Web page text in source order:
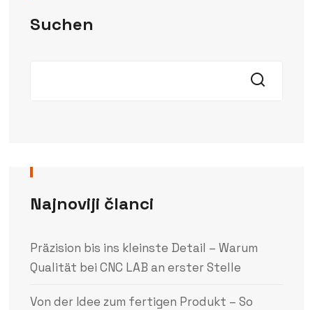
Suchen
Najnoviji članci
Präzision bis ins kleinste Detail – Warum
Qualität bei CNC LAB an erster Stelle
Von der Idee zum fertigen Produkt – So